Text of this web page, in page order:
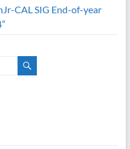
CAL SIG End-of-year